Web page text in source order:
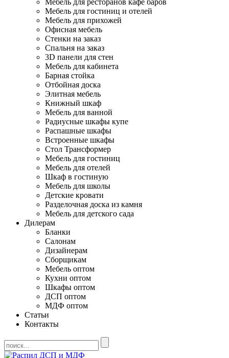
Мебель для ресторанов кафе баров
Мебель для гостиниц и отелей
Мебель для прихожей
Офисная мебель
Стенки на заказ
Спальня на заказ
3D панели для стен
Мебель для кабинета
Барная стойка
Отбойная доска
Элитная мебель
Книжный шкаф
Мебель для ванной
Радиусные шкафы купе
Распашные шкафы
Встроенные шкафы
Стол Трансформер
Мебель для гостиниц
Мебель для отелей
Шкаф в гостиную
Мебель для школы
Детские кровати
Разделочная доска из камня
Мебель для детского сада
Дилерам
Бланки
Салонам
Дизайнерам
Сборщикам
Мебель оптом
Кухни оптом
Шкафы оптом
ДСП оптом
МДФ оптом
Статьи
Контакты